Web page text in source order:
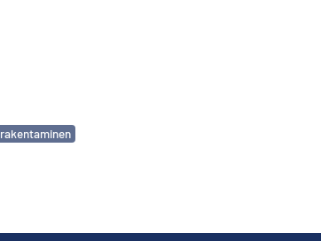
rakentaminen